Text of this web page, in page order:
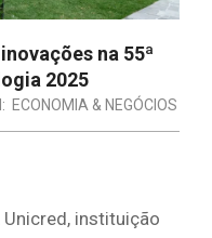
na 55ª
2025
ECONOMIA & NEGÓCIOS
Unicred, instituição